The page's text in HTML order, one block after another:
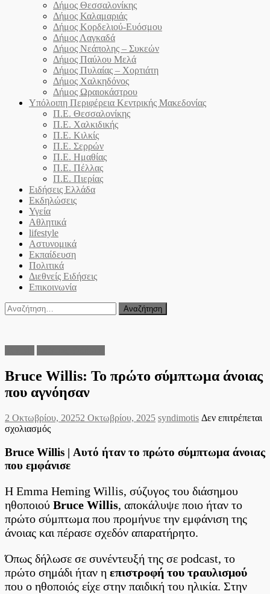
Δήμος Θεσσαλονίκης
Δήμος Καλαμαριάς
Δήμος Κορδελιού-Ευόσμου
Δήμος Λαγκαδά
Δήμος Νεάπολης – Συκεών
Δήμος Παύλου Μελά
Δήμος Πυλαίας – Χορτιάτη
Δήμος Χαλκηδόνος
Δήμος Ωραιοκάστρου
Υπόλοιπη Περιφέρεια Κεντρικής Μακεδονίας
Π.Ε. Θεσσαλονίκης
Π.Ε. Χαλκιδικής
Π.Ε. Κιλκίς
Π.Ε. Σερρών
Π.Ε. Ημαθίας
Π.Ε. Πέλλας
Π.Ε. Πιερίας
Ειδήσεις Ελλάδα
Εκδηλώσεις
Υγεία
Αθλητικά
lifestyle
Αστυνομικά
Εκπαίδευση
Πολιτικά
Διεθνείς Ειδήσεις
Επικοινωνία
Αναζήτηση
για:
Bruce Willis: Το πρώτο σύμπτωμα άνοιας
που αγνόησαν
Posted
on
2 Οκτωβρίου, 20252 Οκτωβρίου, 2025 Author
syndimotis Δεν επιτρέπεται
σχολιασμόςστο
Willis:
πρώτο
άνοιας
που
Bruce Willis | Αυτό ήταν το πρώτο σύμπτωμα άνοιας
που εμφάνισε
Η Emma Heming Willis, σύζυγος του διάσημου
ηθοποιού Bruce Willis, αποκάλυψε ποιο ήταν το
πρώτο σύμπτωμα που προμήνυε την εμφάνιση της
άνοιας και πέρασε σχεδόν απαρατήρητο.
Όπως δήλωσε σε συνέντευξή της σε podcast, το
πρώτο σημάδι ήταν η επιστροφή του τραυλισμού
που ο ηθοποιός είχε στην παιδική του ηλικία. Στην